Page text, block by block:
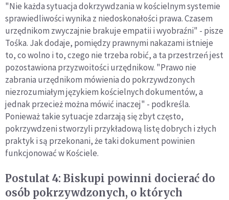
"Nie każda sytuacja dokrzywdzania w kościelnym systemie
sprawiedliwości wynika z niedoskonałości prawa. Czasem
urzędnikom zwyczajnie brakuje empatii i wyobraźni" - pisze
Tośka. Jak dodaje, pomiędzy prawnymi nakazami istnieje
to, co wolno i to, czego nie trzeba robić, a ta przestrzeń jest
pozostawiona przyzwoitości urzędnikow. "Prawo nie
zabrania urzędnikom mówienia do pokrzywdzonych
niezrozumiałym językiem kościelnych dokumentów, a
jednak przecież można mówić inaczej" - podkreśla.
Ponieważ takie sytuacje zdarzają się zbyt często,
pokrzywdzeni stworzyli przykładową listę dobrych i złych
praktyk i są przekonani, że taki dokument powinien
funkcjonować w Kościele.
Postulat 4: Biskupi powinni docierać do
osób pokrzywdzonych, o których